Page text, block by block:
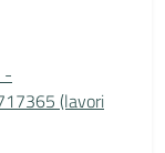
-
(lavori